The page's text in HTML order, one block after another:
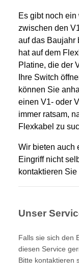
Es gibt noch ein
zwischen den
auf das Baujahr
hat auf dem
Platine, die der
Ihre Switch
können Sie
einen V1- oder
immer ratsam,
Flexkabel zu
Wir bieten auch
Eingriff nicht
kontaktieren Sie
Unser
Falls sie sich den
diesen Service
Bitte kontaktieren